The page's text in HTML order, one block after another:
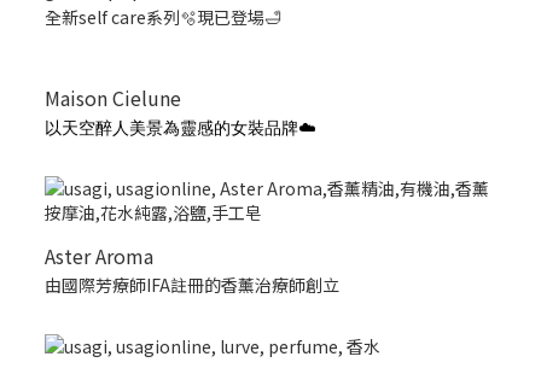
全新self care系列🫧現已登場🛁
Maison Cielune
以天空醉人美景為靈感的女裝品牌☁️
Aster Aroma
由國際芳療師IFA註冊的香薰治療師創立